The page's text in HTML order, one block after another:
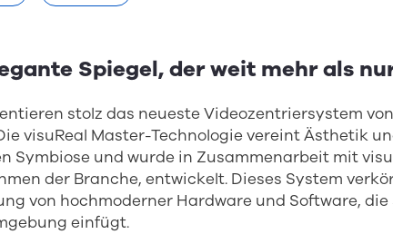
Spiegel, der weit mehr als
stolz das neueste Videozentriersystem
visuReal Master-Technologie vereint Ästhetik
Symbiose und wurde in Zusammenarbeit mit
der Branche, entwickelt. Dieses System
von hochmoderner Hardware und Software,
einfügt.